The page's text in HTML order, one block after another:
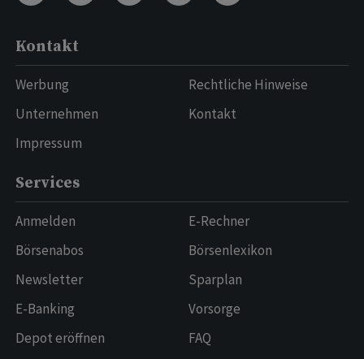
Kontakt
Werbung
Unternehmen
Impressum
Rechtliche Hinweise
Kontakt
Services
Anmelden
Börsenabos
Newsletter
E-Banking
Depot eröffnen
E-Rechner
Börsenlexikon
Sparplan
Vorsorge
FAQ